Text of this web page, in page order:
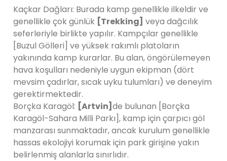
Kaçkar Dağları: Burada kamp genellikle ilkeldir ve
genellikle çok günlük [Trekking] veya dağcılık
seferleriyle birlikte yapılır. Kampçılar genellikle
[Buzul Gölleri] ve yüksek rakımlı platoların
yakınında kamp kurarlar. Bu alan, öngörülemeyen
hava koşulları nedeniyle uygun ekipman (dört
mevsim çadırlar, sıcak uyku tulumları) ve deneyim
gerektirmektedir.
Borçka Karagöl: [Artvin]de bulunan [Borçka
Karagöl-Sahara Milli Parkı], kamp için çarpıcı göl
manzarası sunmaktadır, ancak kurulum genellikle
hassas ekolojiyi korumak için park girişine yakın
belirlenmiş alanlarla sınırlıdır.